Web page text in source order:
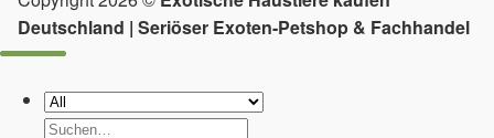
Deutschland | Seriöser Exoten-Petshop & Fachhandel
Suchen